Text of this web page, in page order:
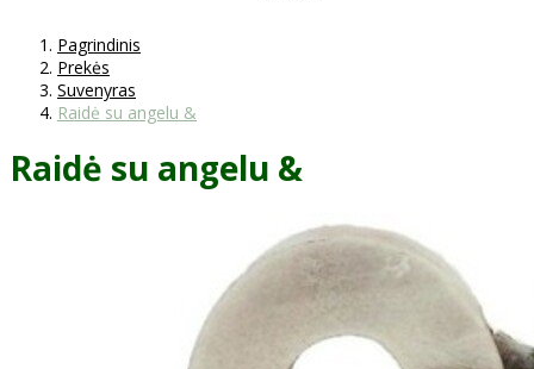
Pagrindinis
Prekės
Suvenyras
Raidė su angelu &
Raidė su angelu &